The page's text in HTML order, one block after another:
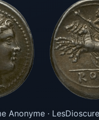
Anonyme ·